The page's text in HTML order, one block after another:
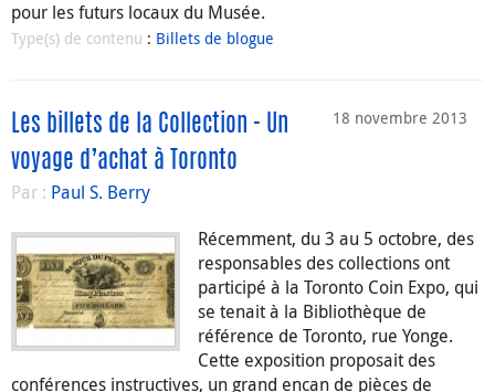
pour les futurs locaux du Musée.
Type(s) de contenu : Billets de blogue
18 novembre 2013
Les billets de la Collection - Un
voyage d’achat à Toronto
Par : Paul S. Berry
Récemment, du 3 au 5 octobre, des
responsables des collections ont
participé à la Toronto Coin Expo, qui
se tenait à la Bibliothèque de
référence de Toronto, rue Yonge.
Cette exposition proposait des
conférences instructives, un grand encan de pièces de